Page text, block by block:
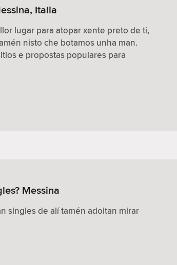
Italia
lugar para atopar xente preto de ti,
nisto che botamos unha man.
e propostas populares para
Messina
singles de alí tamén adoitan mirar